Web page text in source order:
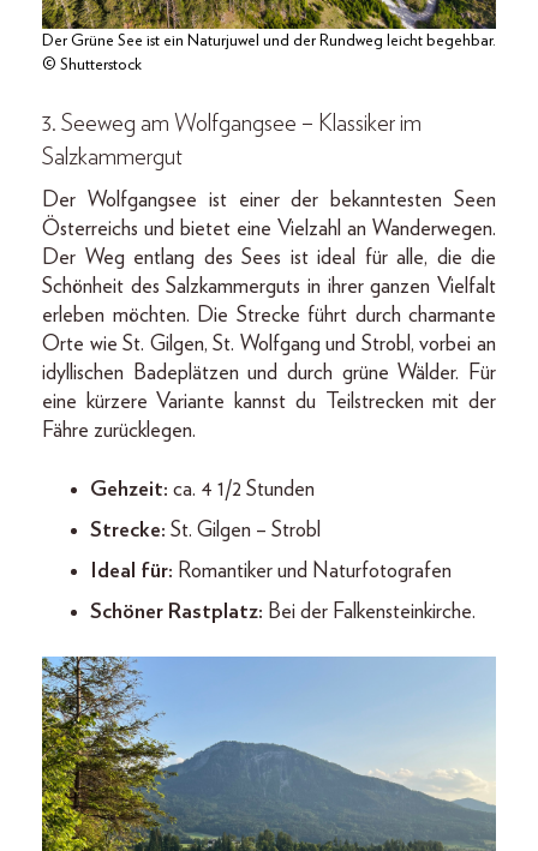
Der Grüne See ist ein Naturjuwel und der Rundweg leicht begehbar.
© Shutterstock
3. Seeweg am Wolfgangsee – Klassiker im
Salzkammergut
Der Wolfgangsee ist einer der bekanntesten Seen
Österreichs und bietet eine Vielzahl an Wanderwegen.
Der Weg entlang des Sees ist ideal für alle, die die
Schönheit des Salzkammerguts in ihrer ganzen Vielfalt
erleben möchten. Die Strecke führt durch charmante
Orte wie St. Gilgen, St. Wolfgang und Strobl, vorbei an
idyllischen Badeplätzen und durch grüne Wälder. Für
eine kürzere Variante kannst du Teilstrecken mit der
Fähre zurücklegen.
Gehzeit: ca. 4 1/2 Stunden
Strecke: St. Gilgen – Strobl
Ideal für: Romantiker und Naturfotografen
Schöner Rastplatz: Bei der Falkensteinkirche.